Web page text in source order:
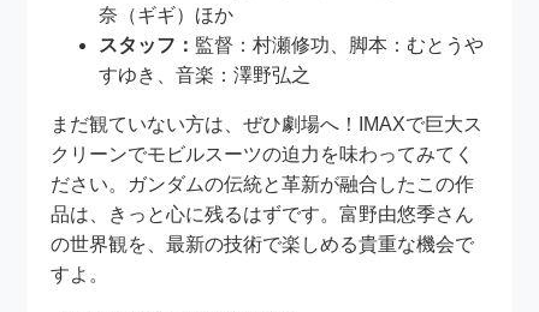
奈（ギギ）ほか
スタッフ： 監督：村瀬修功、脚本：むとうや
すゆき、音楽：澤野弘之
まだ観ていない方は、ぜひ劇場へ！IMAXで巨大ス
クリーンでモビルスーツの迫力を味わってみてく
ださい。ガンダムの伝統と革新が融合したこの作
品は、きっと心に残るはずです。富野由悠季さん
の世界観を、最新の技術で楽しめる貴重な機会で
すよ。